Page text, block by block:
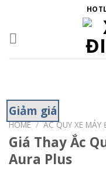
content
Giảm giá
HOME / ẮC QUY XE MÁY
Giá Thay Ắc
Aura Plus